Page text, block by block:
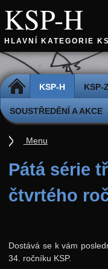
KSP-H
HLAVNÍ KATEGORIE
DOMŮ KSP-H KSP-Z
SOUSTŘEDĚNÍ A AKCE
Pátá série
čtvrtého
Dostává se k vám
34. ročníku KSP.
Menu
Přihláška k řešení
Aktuální ročník (38.)